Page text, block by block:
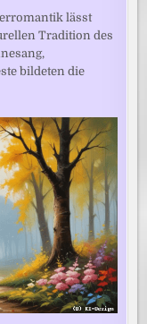
lässt
Tradition des
bildeten die